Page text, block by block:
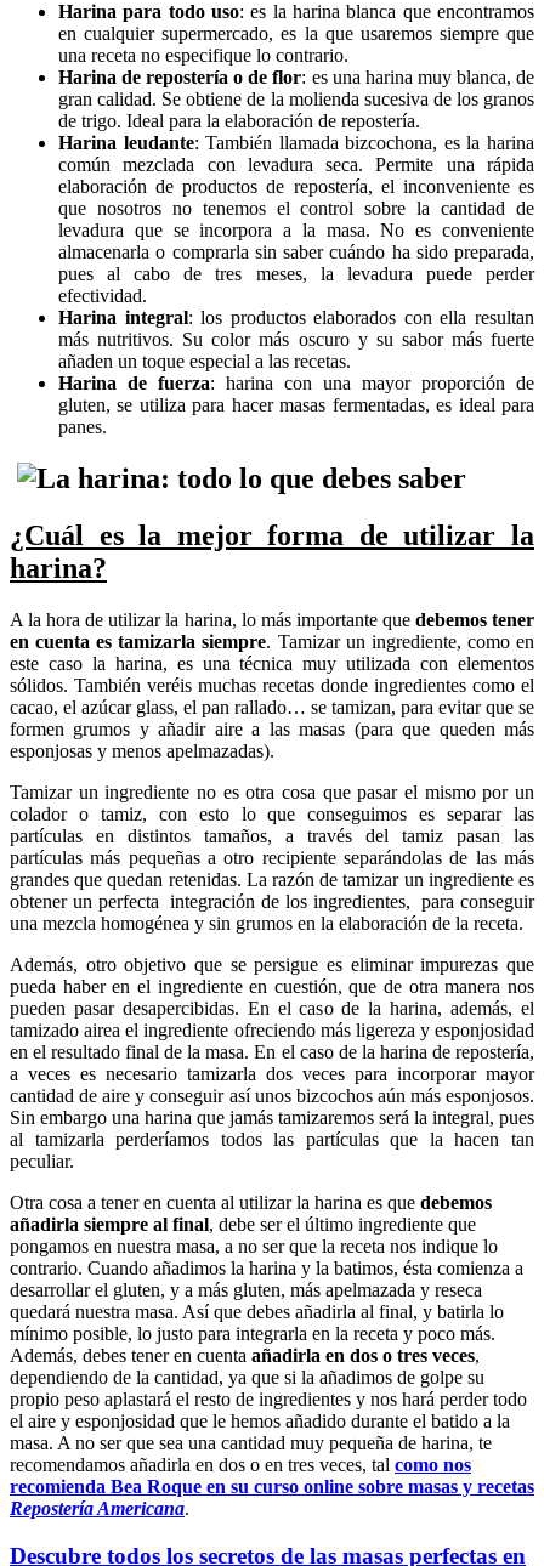
Harina para todo uso: es la harina blanca que encontramos
en cualquier supermercado, es la que usaremos siempre que
una receta no especifique lo contrario.
Harina de repostería o de flor: es una harina muy blanca, de
gran calidad. Se obtiene de la molienda sucesiva de los granos
de trigo. Ideal para la elaboración de repostería.
Harina leudante: También llamada bizcochona, es la harina
común mezclada con levadura seca. Permite una rápida
elaboración de productos de repostería, el inconveniente es
que nosotros no tenemos el control sobre la cantidad de
levadura que se incorpora a la masa. No es conveniente
almacenarla o comprarla sin saber cuándo ha sido preparada,
pues al cabo de tres meses, la levadura puede perder
efectividad.
Harina integral: los productos elaborados con ella resultan
más nutritivos. Su color más oscuro y su sabor más fuerte
añaden un toque especial a las recetas.
Harina de fuerza: harina con una mayor proporción de
gluten, se utiliza para hacer masas fermentadas, es ideal para
panes.
¿Cuál es la mejor forma de utilizar la
harina?
A la hora de utilizar la harina, lo más importante que debemos tener
en cuenta es tamizarla siempre. Tamizar un ingrediente, como en
este caso la harina, es una técnica muy utilizada con elementos
sólidos. También veréis muchas recetas donde ingredientes como el
cacao, el azúcar glass, el pan rallado… se tamizan, para evitar que se
formen grumos y añadir aire a las masas (para que queden más
esponjosas y menos apelmazadas).
Tamizar un ingrediente no es otra cosa que pasar el mismo por un
colador o tamiz, con esto lo que conseguimos es separar las
partículas en distintos tamaños, a través del tamiz pasan las
partículas más pequeñas a otro recipiente separándolas de las más
grandes que quedan retenidas. La razón de tamizar un ingrediente es
obtener un perfecta integración de los ingredientes, para conseguir
una mezcla homogénea y sin grumos en la elaboración de la receta.
Además, otro objetivo que se persigue es eliminar impurezas que
pueda haber en el ingrediente en cuestión, que de otra manera nos
pueden pasar desapercibidas. En el caso de la harina, además, el
tamizado airea el ingrediente ofreciendo más ligereza y esponjosidad
en el resultado final de la masa. En el caso de la harina de repostería,
a veces es necesario tamizarla dos veces para incorporar mayor
cantidad de aire y conseguir así unos bizcochos aún más esponjosos.
Sin embargo una harina que jamás tamizaremos será la integral, pues
al tamizarla perderíamos todos las partículas que la hacen tan
peculiar.
Otra cosa a tener en cuenta al utilizar la harina es que debemos
añadirla siempre al final, debe ser el último ingrediente que
pongamos en nuestra masa, a no ser que la receta nos indique lo
contrario. Cuando añadimos la harina y la batimos, ésta comienza a
desarrollar el gluten, y a más gluten, más apelmazada y reseca
quedará nuestra masa. Así que debes añadirla al final, y batirla lo
mínimo posible, lo justo para integrarla en la receta y poco más.
Además, debes tener en cuenta añadirla en dos o tres veces,
dependiendo de la cantidad, ya que si la añadimos de golpe su
propio peso aplastará el resto de ingredientes y nos hará perder todo
el aire y esponjosidad que le hemos añadido durante el batido a la
masa. A no ser que sea una cantidad muy pequeña de harina, te
recomendamos añadirla en dos o en tres veces, tal como nos
recomienda Bea Roque en su curso online sobre masas y recetas
Repostería Americana.
Descubre todos los secretos de las masas perfectas en